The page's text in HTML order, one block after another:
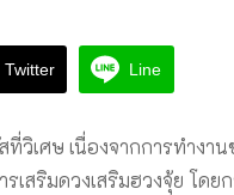
Twitter Line
ที่วิเศษ เนื่องจากการทำง
เสริมดวงเสริมฮวงจุ้ย โด